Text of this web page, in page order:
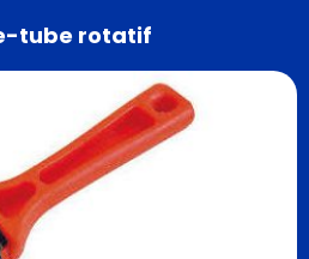
tube rotatif